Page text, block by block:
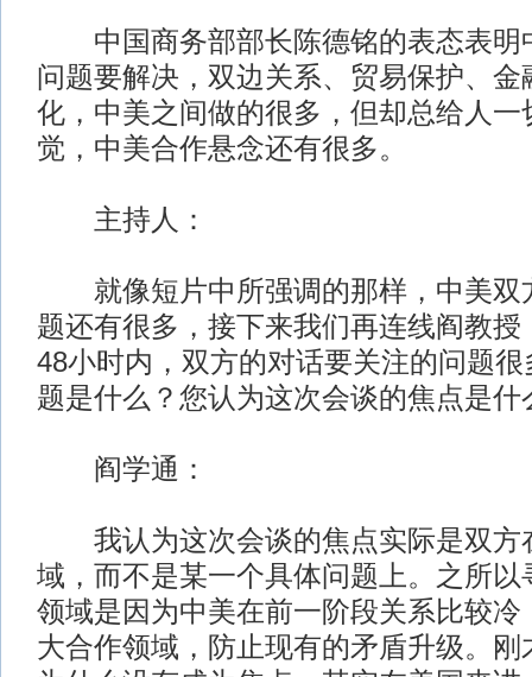
中国商务部部长陈德铭的表态表明
问题要解决，双边关系、贸易保护、金
化，中美之间做的很多，但却总给人一
觉，中美合作悬念还有很多。
主持人：
就像短片中所强调的那样，中美双
题还有很多，接下来我们再连线阎教授
48小时内，双方的对话要关注的问题
题是什么？您认为这次会谈的焦点是什
阎学通：
我认为这次会谈的焦点实际是双方
域，而不是某一个具体问题上。之所以
领域是因为中美在前一阶段关系比较冷
大合作领域，防止现有的矛盾升级。刚